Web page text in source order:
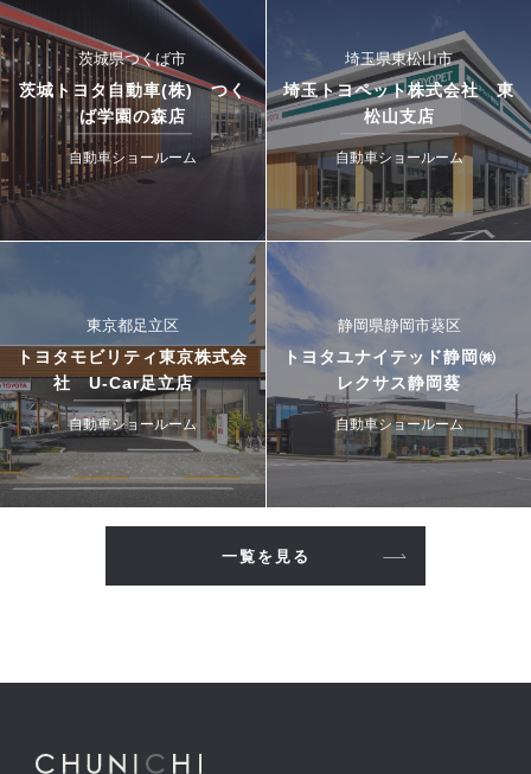
茨城県つくば市
茨城トヨタ自動車(株) つく
ば学園の森店
自動車ショールーム
埼玉県東松山市
埼玉トヨペット株式会社 東
松山支店
自動車ショールーム
東京都足立区
トヨタモビリティ東京株式会
社 U-Car足立店
自動車ショールーム
静岡県静岡市葵区
トヨタユナイテッド静岡㈱
レクサス静岡葵
自動車ショールーム
一覧を見る